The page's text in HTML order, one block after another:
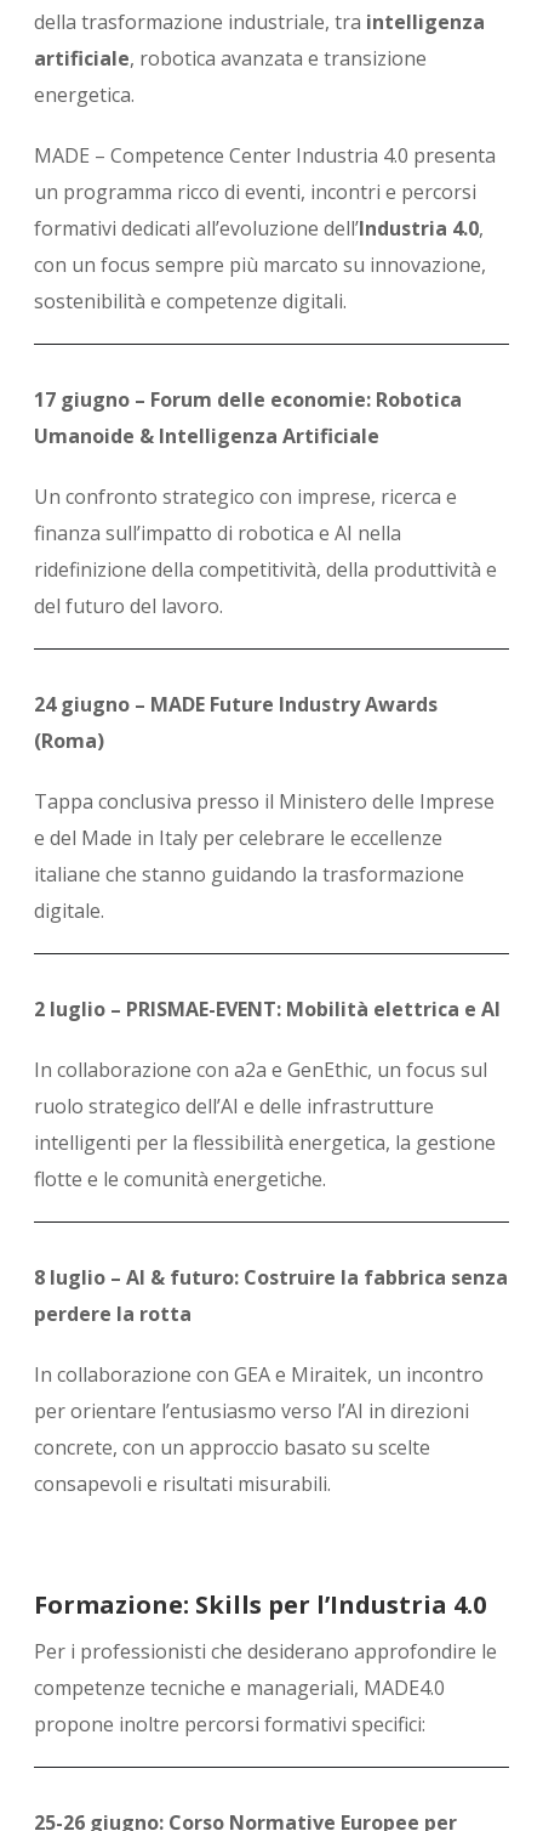
della trasformazione industriale, tra intelligenza
artificiale, robotica avanzata e transizione
energetica.
MADE – Competence Center Industria 4.0 presenta
un programma ricco di eventi, incontri e percorsi
formativi dedicati all’evoluzione dell’Industria 4.0,
con un focus sempre più marcato su innovazione,
sostenibilità e competenze digitali.
17 giugno – Forum delle economie: Robotica
Umanoide & Intelligenza Artificiale
Un confronto strategico con imprese, ricerca e
finanza sull’impatto di robotica e AI nella
ridefinizione della competitività, della produttività e
del futuro del lavoro.
24 giugno – MADE Future Industry Awards
(Roma)
Tappa conclusiva presso il Ministero delle Imprese
e del Made in Italy per celebrare le eccellenze
italiane che stanno guidando la trasformazione
digitale.
2 luglio – PRISMAE-EVENT: Mobilità elettrica e AI
In collaborazione con a2a e GenEthic, un focus sul
ruolo strategico dell’AI e delle infrastrutture
intelligenti per la flessibilità energetica, la gestione
flotte e le comunità energetiche.
8 luglio – AI & futuro: Costruire la fabbrica senza
perdere la rotta
In collaborazione con GEA e Miraitek, un incontro
per orientare l’entusiasmo verso l’AI in direzioni
concrete, con un approccio basato su scelte
consapevoli e risultati misurabili.
Formazione: Skills per l’Industria 4.0
Per i professionisti che desiderano approfondire le
competenze tecniche e manageriali, MADE4.0
propone inoltre percorsi formativi specifici:
25-26 giugno: Corso Normative Europee per